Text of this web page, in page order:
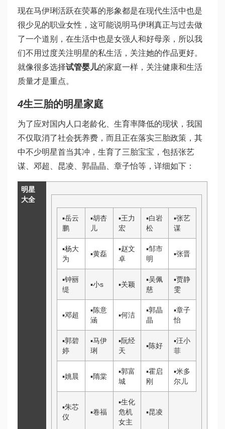
现在马伊琍活跃在荧幕的形象都是在现代生活中也是
很少见的职业女性，这可能说明马伊琍真正与过去做
了一个道别，在生活中也是女强人和好母亲，所以我
们不用过度关注明星的私生活，关注她的作品更好。
就像很多选择试管婴儿的家庭一样，关注健康和生活
质量才是重点。
4生三胎的明星家庭
为了应对国内人口老龄化、生育率降低的现状，我国
不仅取消了社会抚养费，而且正在落实三胎政策，其
中不少明星首当其冲，生育了三胎宝宝，包括张艺
谋、邓超、昆凌、郭晶晶、章子怡等，详细如下：
明星
大全
▪岳云
鹏
▪胡杏
儿
▪王力
宏
▪白岩
松
▪张艺
谋
▪杨大
为
▪黄磊
▪赵文
卓
▪邹市
明
▪张晋
▪钟丽
缇
▪小s ▪关颖
▪吴佩
慈
▪贾静
雯
▪邓超
▪陈意
涵
▪何洁
▪郭晶
晶
▪章子
怡
▪郭碧
婷
▪马伊
琍
▪阮经
天
▪陈好
▪汪小
菲
▪姚晨 ▪隋棠
▪郭富
城
▪霍启
刚
▪米多
尔儿
▪朱芯
仪
▪卷福
▪生化
危机
女主
▪昆凌